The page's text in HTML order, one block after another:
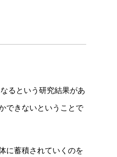
るという研究結果があ
できないということで
に蓄積されていくのを